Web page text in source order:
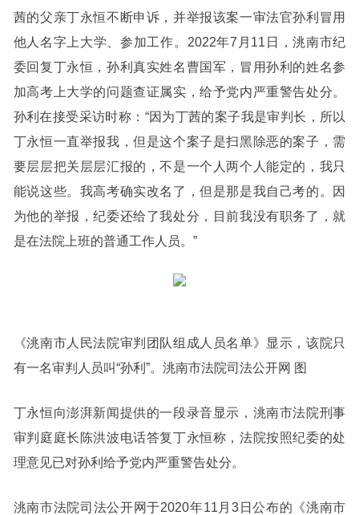
茜的父亲丁永恒不断申诉，并举报该案一审法官孙利冒用
他人名字上大学、参加工作。2022年7月11日，洮南市纪
委回复丁永恒，孙利真实姓名曹国军，冒用孙利的姓名参
加高考上大学的问题查证属实，给予党内严重警告处分。
孙利在接受采访时称：“因为丁茜的案子我是审判长，所以
丁永恒一直举报我，但是这个案子是扫黑除恶的案子，需
要层层把关层层汇报的，不是一个人两个人能定的，我只
能说这些。我高考确实改名了，但是那是我自己考的。因
为他的举报，纪委还给了我处分，目前我没有职务了，就
是在法院上班的普通工作人员。”
《洮南市人民法院审判团队组成人员名单》显示，该院只
有一名审判人员叫“孙利”。洮南市法院司法公开网 图
丁永恒向澎湃新闻提供的一段录音显示，洮南市法院刑事
审判庭庭长陈洪波电话答复丁永恒称，法院按照纪委的处
理意见已对孙利给予党内严重警告处分。
洮南市法院司法公开网于2020年11月3日公布的《洮南市